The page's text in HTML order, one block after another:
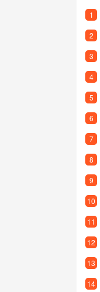
1
2
3
4
5
6
7
8
9
10
11
12
13
14